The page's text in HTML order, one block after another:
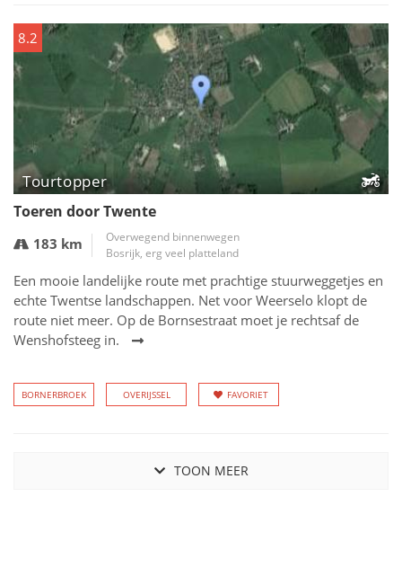
8.2
Tourtopper
Toeren door Twente
183 km
Overwegend binnenwegen
Bosrijk, erg veel platteland
Een mooie landelijke route met prachtige stuurweggetjes en
echte Twentse landschappen. Net voor Weerselo klopt de
route niet meer. Op de Bornsestraat moet je rechtsaf de
Wenshofsteeg in.
BORNERBROEK OVERIJSSEL FAVORIET
TOON MEER